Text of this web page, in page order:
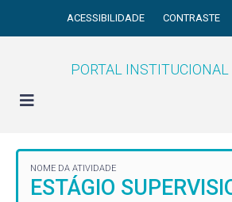
ACESSIBILIDADE CONTRASTE
PORTAL INSTITUCIONAL
NOME DA ATIVIDADE
ESTÁGIO